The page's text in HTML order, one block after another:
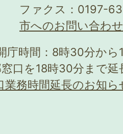
ファクス：0197-
市へのお問い合わ
庁時間：8時30分か
口を18時30分まで
業務時間延長のお知ら